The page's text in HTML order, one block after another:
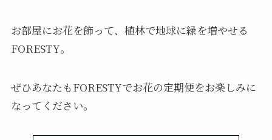
お部屋にお花を飾って、植林で地球に緑を増やせる
FORESTY。
ぜひあなたもFORESTYでお花の定期便をお楽しみに
なってください。